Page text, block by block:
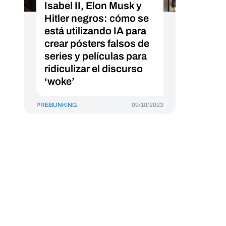
Isabel II, Elon Musk y
Hitler negros: cómo se
está utilizando IA para
crear pósters falsos de
series y películas para
ridiculizar el discurso
‘woke’
PREBUNKING 09/10/2023